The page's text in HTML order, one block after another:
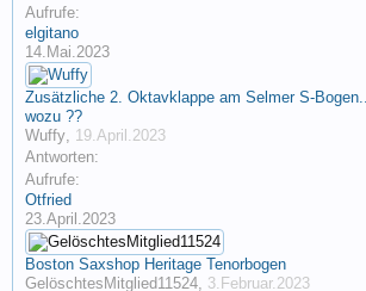
Aufrufe:
elgitano
14.Mai.2023
Zusätzliche 2. Oktavklappe am Selmer S-
wozu ??
Wuffy, 19.April.2023
Antworten:
Aufrufe:
Otfried
23.April.2023
Boston Saxshop Heritage Tenorbogen
GelöschtesMitglied11524, 3.Februar.2023